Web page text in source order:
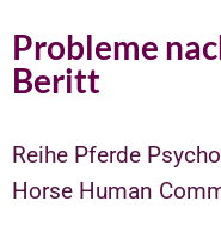
Probleme
Beritt
Reihe Pferde
Horse Human